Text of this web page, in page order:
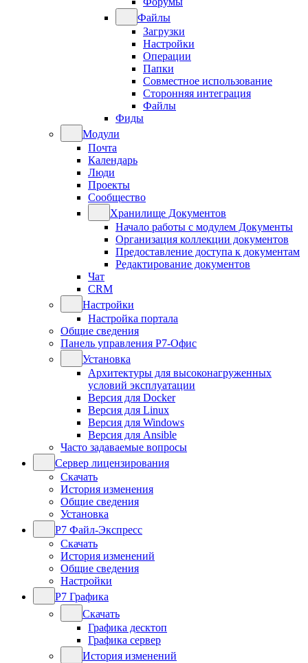
Файлы
Загрузки
Настройки
Операции
Папки
Совместное использование
Сторонняя интеграция
Файлы
Фиды
Модули
Почта
Календарь
Люди
Проекты
Сообщество
Хранилище Документов
Начало работы с модулем Документы
Организация коллекции документов
Предоставление доступа к документам
Редактирование документов
Чат
CRM
Настройки
Настройка портала
Общие сведения
Панель управления Р7-Офис
Установка
Архитектуры для высоконагруженных
условий эксплуатации
Версия для Docker
Версия для Linux
Версия для Windows
Версия для Ansible
Часто задаваемые вопросы
Сервер лицензирования
Скачать
История изменения
Общие сведения
Установка
Р7 Файл-Экспресс
Скачать
История изменений
Общие сведения
Настройки
Р7 Графика
Скачать
Графика десктоп
Графика сервер
История изменений